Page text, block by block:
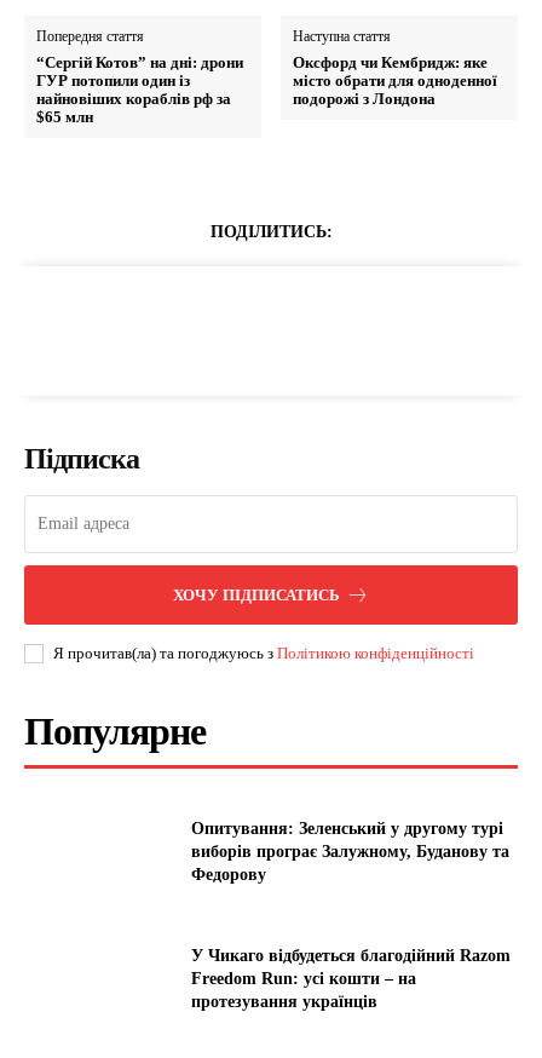
Попередня стаття
“Сергій Котов” на дні: дрони
ГУР потопили один із
найновіших кораблів рф за
$65 млн
Наступна стаття
Оксфорд чи Кембридж: яке
місто обрати для одноденної
подорожі з Лондона
ПОДІЛИТИСЬ:
Підписка
ХОЧУ ПІДПИСАТИСЬ
Я прочитав(ла) та погоджуюсь з Політикою конфіденційності
Популярне
Опитування: Зеленський у другому турі
виборів програє Залужному, Буданову та
Федорову
У Чикаго відбудеться благодійний Razom
Freedom Run: усі кошти – на
протезування українців